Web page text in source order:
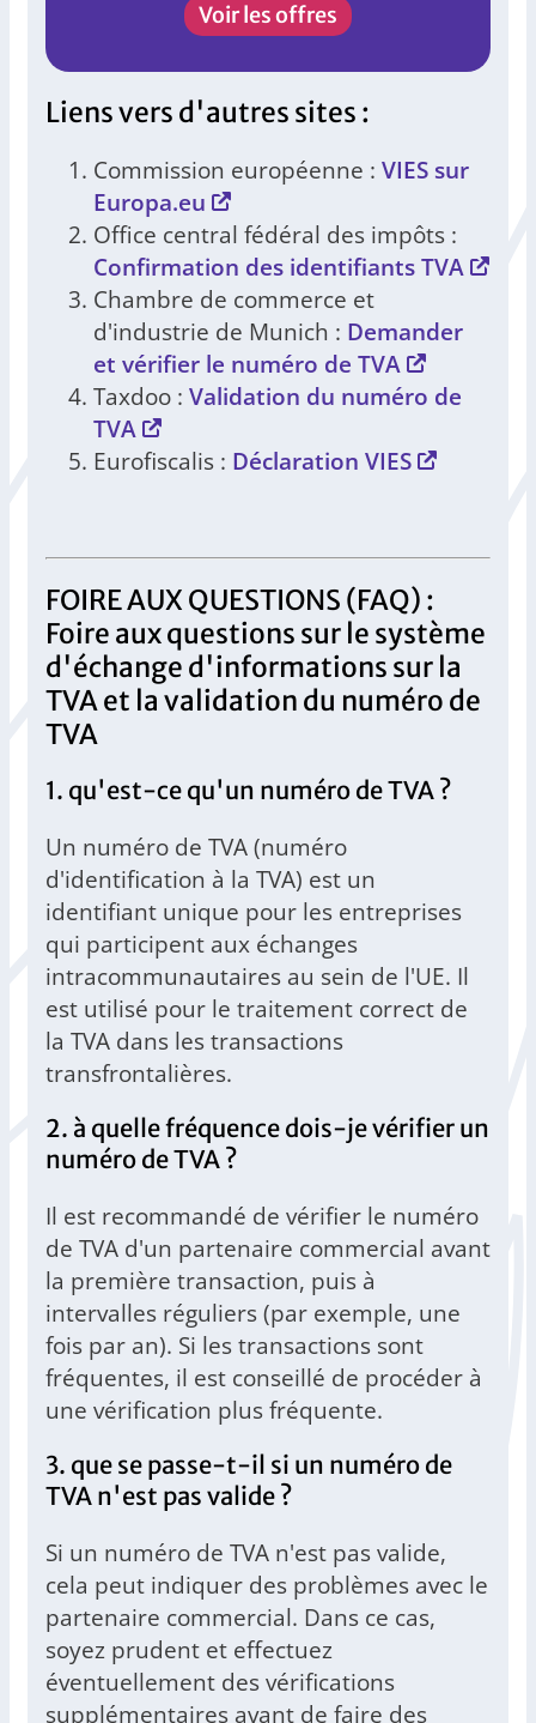
Voir les offres
Liens vers d'autres sites :
Commission européenne : VIES sur
Europa.eu
Office central fédéral des impôts :
Confirmation des identifiants TVA
Chambre de commerce et
d'industrie de Munich : Demander
et vérifier le numéro de TVA
Taxdoo : Validation du numéro de
TVA
Eurofiscalis : Déclaration VIES
FOIRE AUX QUESTIONS (FAQ) :
Foire aux questions sur le système
d'échange d'informations sur la
TVA et la validation du numéro de
TVA
1. qu'est-ce qu'un numéro de TVA ?
Un numéro de TVA (numéro
d'identification à la TVA) est un
identifiant unique pour les entreprises
qui participent aux échanges
intracommunautaires au sein de l'UE. Il
est utilisé pour le traitement correct de
la TVA dans les transactions
transfrontalières.
2. à quelle fréquence dois-je vérifier un
numéro de TVA ?
Il est recommandé de vérifier le numéro
de TVA d'un partenaire commercial avant
la première transaction, puis à
intervalles réguliers (par exemple, une
fois par an). Si les transactions sont
fréquentes, il est conseillé de procéder à
une vérification plus fréquente.
3. que se passe-t-il si un numéro de
TVA n'est pas valide ?
Si un numéro de TVA n'est pas valide,
cela peut indiquer des problèmes avec le
partenaire commercial. Dans ce cas,
soyez prudent et effectuez
éventuellement des vérifications
supplémentaires avant de faire des